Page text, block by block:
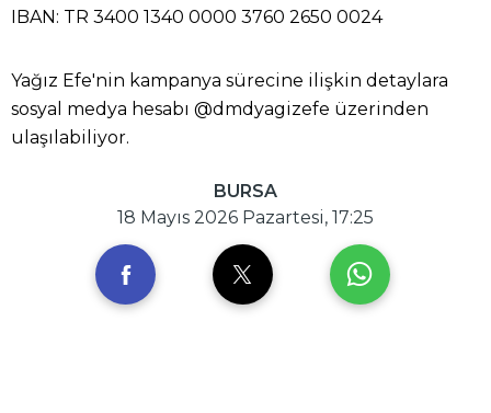
IBAN: TR 3400 1340 0000 3760 2650 0024
Yağız Efe'nin kampanya sürecine ilişkin detaylara
sosyal medya hesabı @dmdyagizefe üzerinden
ulaşılabiliyor.
BURSA
18 Mayıs 2026 Pazartesi, 17:25